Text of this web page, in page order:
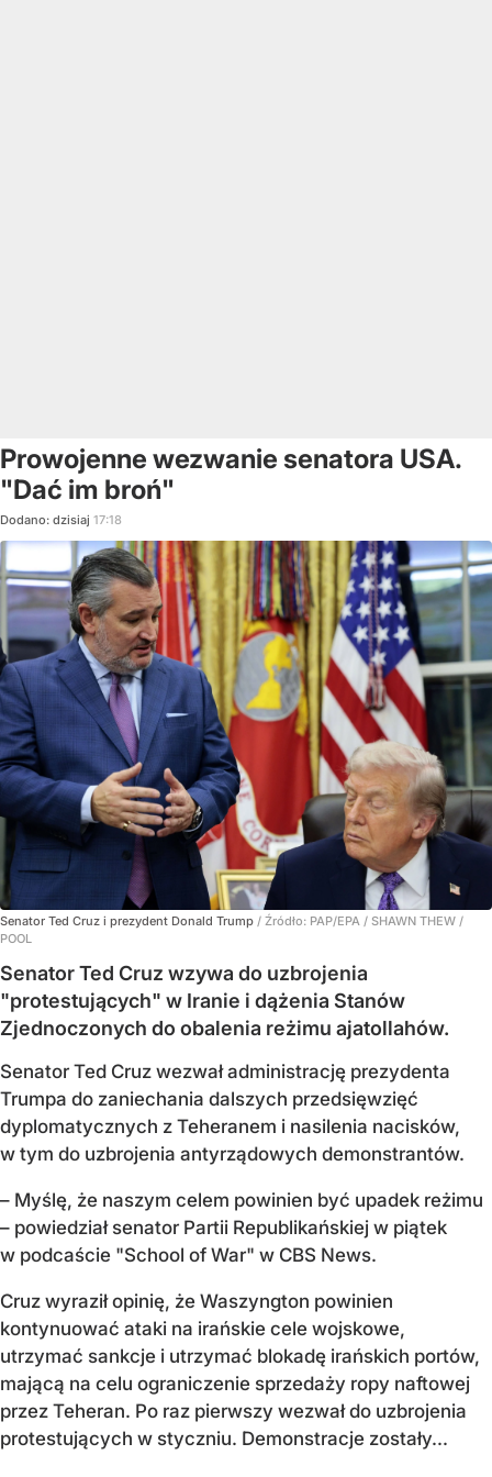
Prowojenne wezwanie senatora USA.
"Dać im broń"
Dodano: dzisiaj 17:18
Senator Ted Cruz i prezydent Donald Trump / Źródło: PAP/EPA / SHAWN THEW /
POOL
Senator Ted Cruz wzywa do uzbrojenia
"protestujących" w Iranie i dążenia Stanów
Zjednoczonych do obalenia reżimu ajatollahów.
Senator Ted Cruz wezwał administrację prezydenta
Trumpa do zaniechania dalszych przedsięwzięć
dyplomatycznych z Teheranem i nasilenia nacisków,
w tym do uzbrojenia antyrządowych demonstrantów.
– Myślę, że naszym celem powinien być upadek reżimu
– powiedział senator Partii Republikańskiej w piątek
w podcaście "School of War" w CBS News.
Cruz wyraził opinię, że Waszyngton powinien
kontynuować ataki na irańskie cele wojskowe,
utrzymać sankcje i utrzymać blokadę irańskich portów,
mającą na celu ograniczenie sprzedaży ropy naftowej
przez Teheran. Po raz pierwszy wezwał do uzbrojenia
protestujących w styczniu. Demonstracje zostały...